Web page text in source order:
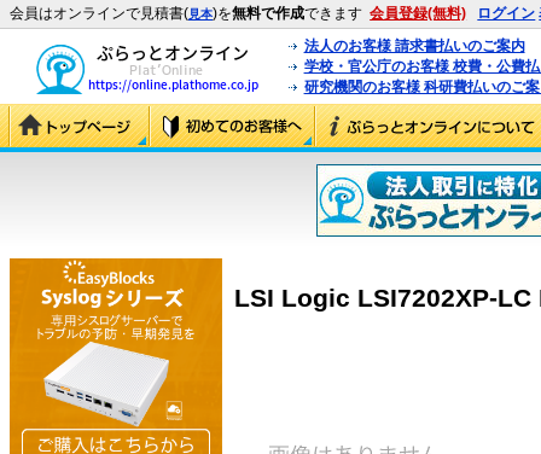
会員はオンラインで見積書(見本)を無料で作成できます 会員登録(無料) ログイン
法人のお客様 請求書払いのご案内
学校・官公庁のお客様 校費・公費
研究機関のお客様 科研費払いのご
LSI Logic LSI7202XP-LC